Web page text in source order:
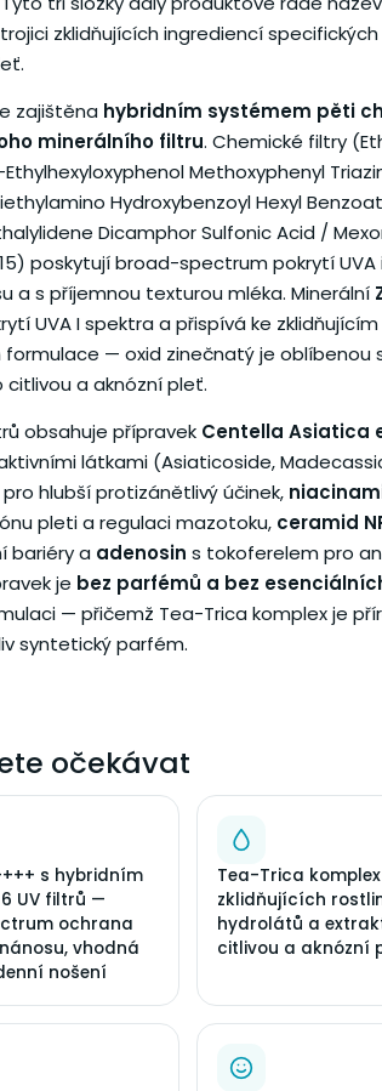
zklidňujících ingrediencí
zajištěna hybridním systémem pěti
minerálního filtru. Chemické filtry
Ethylhexyloxyphenol Methoxyphenyl
Hydroxybenzoyl Hexyl
Dicamphor Sulfonic Acid /
poskytují broad-spectrum pokrytí UVA
a s příjemnou texturou mléka. Minerální
UVA I spektra a přispívá ke zklidňujícím
— oxid zinečnatý je oblíbenou
citlivou a aknózní pleť.
obsahuje přípravek Centella Asiatica
látkami (Asiaticoside,
hlubší protizánětlivý účinek,
pleti a regulaci mazotoku, ceramid
bariéry a adenosin s tokoferelem pro
je bez parfémů a bez
— přičemž Tea-Trica komplex je
syntetický parfém.
očekávat
s hybridním
UV filtrů —
ochrana
vhodná
nošení
Tea-Trica
zklidňujících
hydrolátů a
citlivou a aknózní